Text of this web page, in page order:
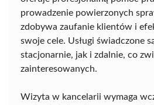
prowadzenie powierzonych
zdobywa zaufanie klientów i
swoje cele. Usługi świadczone
stacjonarnie, jak i zdalnie, co
zainteresowanych.
Wizyta w kancelarii wymaga